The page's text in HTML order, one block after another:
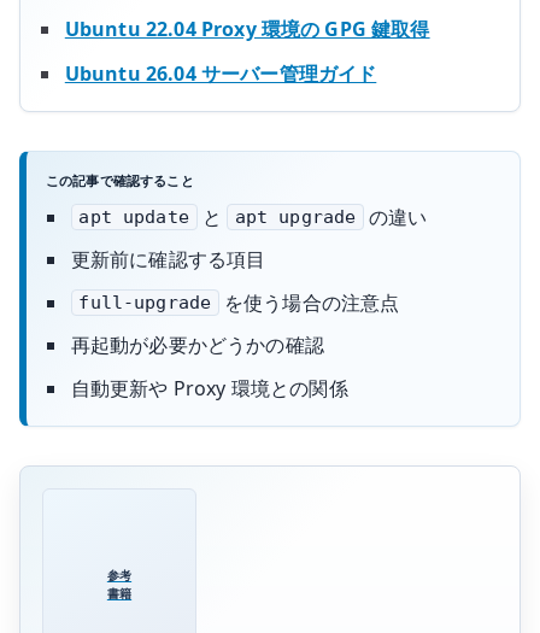
Ubuntu 22.04 Proxy 環境の GPG 鍵取得
Ubuntu 26.04 サーバー管理ガイド
この記事で確認すること
apt update と apt upgrade
の違い
更新前に確認する項目
full-upgrade
を使う場合の注意点
再起動が必要かどうかの確認
自動更新や Proxy 環境との関係
参考
書籍